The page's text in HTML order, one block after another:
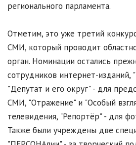
регионального парламента.
Отметим, это уже третий
СМИ, который проводит
орган. Номинации остались
сотрудников интернет-изданий,
"Депутат и его округ" - для
СМИ, "Отражение" и "Особый
телевидения, "Репортёр" - для
Также были учреждены две